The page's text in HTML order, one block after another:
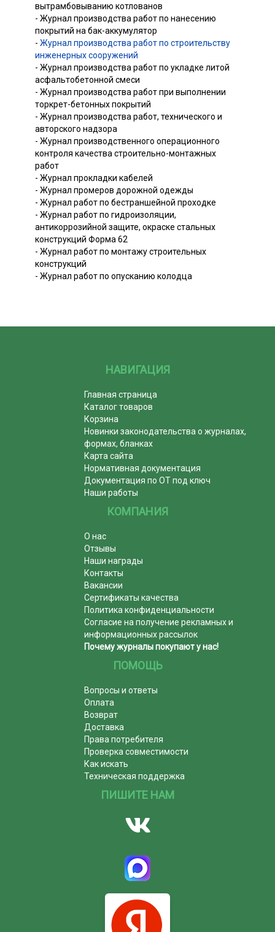
вытрамбовыванию котлованов
- Журнал производства работ по нанесению
покрытий на бак-аккумулятор
- Журнал производства работ по строительству
инженерных сооружений
- Журнал производства работ по укладке литой
асфальтобетонной смеси
- Журнал производства работ при выполнении
торкрет-бетонных покрытий
- Журнал производства работ, технического и
авторского надзора
- Журнал производственного операционного
контроля качества строительно-монтажных
работ
- Журнал прокладки кабелей
- Журнал промеров дорожной одежды
- Журнал работ по бестраншейной проходке
- Журнал работ по гидроизоляции,
антикоррозийной защите, окраске стальных
конструкций Форма 62
- Журнал работ по монтажу строительных
конструкций
- Журнал работ по опусканию колодца
НАВИГАЦИЯ
Главная страница
Каталог товаров
Корзина
Новинки законодательства о журналах,
формах, бланках
Карта сайта
Нормативная документация
Документация по ОТ под ключ
Наши работы
КОМПАНИЯ
О нас
Отзывы
Наши награды
Контакты
Вакансии
Сертификаты качества
Политика конфиденциальности
Согласие на получение рекламных и
информационных рассылок
Почему журналы покупают у нас!
ПОМОЩЬ
Вопросы и ответы
Оплата
Возврат
Доставка
Права потребителя
Проверка совместимости
Как искать
Техническая поддержка
ПИШИТЕ НАМ